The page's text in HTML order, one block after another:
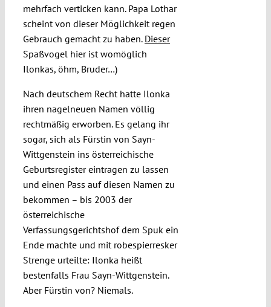
mehrfach verticken kann. Papa Lothar
scheint von dieser Möglichkeit regen
Gebrauch gemacht zu haben. Dieser
Spaßvogel hier ist womöglich
Ilonkas, öhm, Bruder…)
Nach deutschem Recht hatte Ilonka
ihren nagelneuen Namen völlig
rechtmäßig erworben. Es gelang ihr
sogar, sich als Fürstin von Sayn-
Wittgenstein ins österreichische
Geburtsregister eintragen zu lassen
und einen Pass auf diesen Namen zu
bekommen – bis 2003 der
österreichische
Verfassungsgerichtshof dem Spuk ein
Ende machte und mit robespierresker
Strenge urteilte: Ilonka heißt
bestenfalls Frau Sayn-Wittgenstein.
Aber Fürstin von? Niemals.